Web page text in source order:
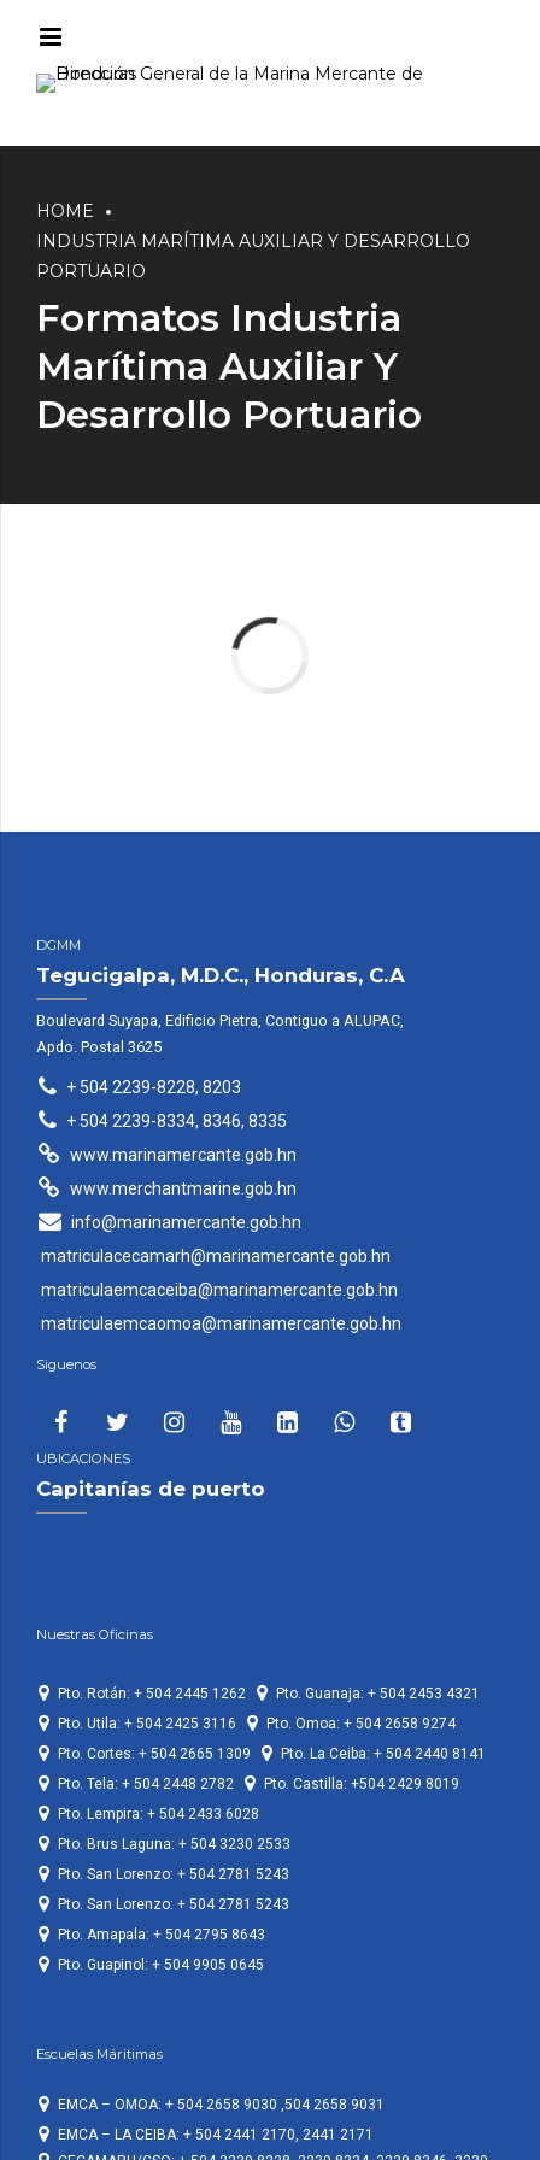
HOME
INDUSTRIA MARÍTIMA AUXILIAR Y DESARROLLO
PORTUARIO
Formatos Industria
Marítima Auxiliar Y
Desarrollo Portuario
DGMM
Tegucigalpa, M.D.C., Honduras, C.A
Boulevard Suyapa, Edificio Pietra, Contiguo a ALUPAC,
Apdo. Postal 3625
+ 504 2239-8228, 8203
+ 504 2239-8334, 8346, 8335
www.marinamercante.gob.hn
www.merchantmarine.gob.hn
info@marinamercante.gob.hn
matriculacecamarh@marinamercante.gob.hn
matriculaemcaceiba@marinamercante.gob.hn
matriculaemcaomoa@marinamercante.gob.hn
Siguenos
UBICACIONES
Capitanías de puerto
Nuestras Oficinas
Pto. Rotán: + 504 2445 1262
Pto. Guanaja: + 504 2453 4321
Pto. Utila: + 504 2425 3116
Pto. Omoa: + 504 2658 9274
Pto. Cortes: + 504 2665 1309
Pto. La Ceiba: + 504 2440 8141
Pto. Tela: + 504 2448 2782
Pto. Castilla: +504 2429 8019
Pto. Lempira: + 504 2433 6028
Pto. Brus Laguna: + 504 3230 2533
Pto. San Lorenzo: + 504 2781 5243
Pto. San Lorenzo: + 504 2781 5243
Pto. Amapala: + 504 2795 8643
Pto. Guapinol: + 504 9905 0645
Escuelas Máritimas
EMCA – OMOA: + 504 2658 9030 ,504 2658 9031
EMCA – LA CEIBA: + 504 2441 2170, 2441 2171